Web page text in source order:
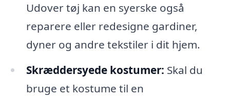
Udover tøj kan en syerske også
reparere eller redesigne gardiner,
dyner og andre tekstiler i dit hjem.
Skræddersyede kostumer: Skal du
bruge et kostume til en